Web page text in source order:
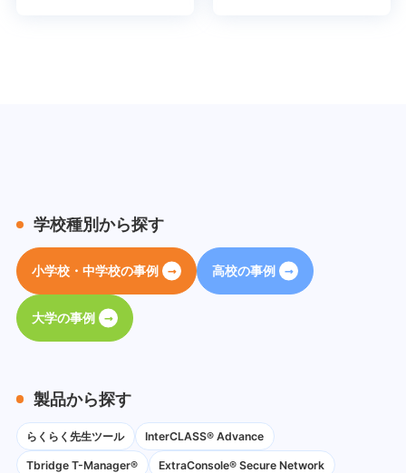
学校種別から探す
小学校・中学校の事例 高校の事例
大学の事例
製品から探す
らくらく先生ツール InterCLASS® Advance
Tbridge T-Manager® ExtraConsole® Secure Network